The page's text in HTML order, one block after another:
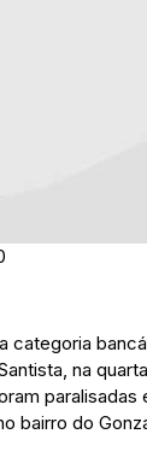
categoria
na
paralisadas
bairro do